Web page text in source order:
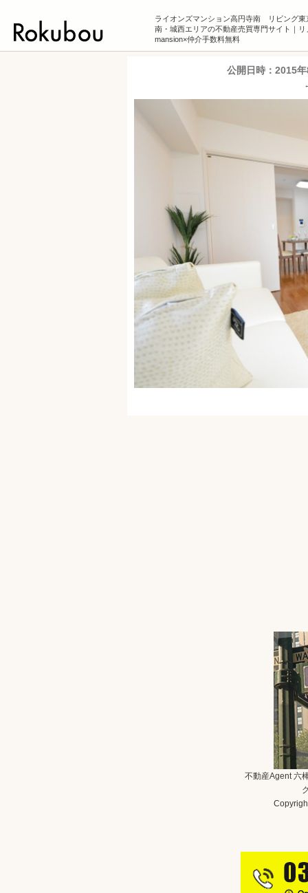
ライオンズマンション高円寺南 リビング東
南・城西エリアの不動産売買専門サイト｜リ
mansion×仲介手数料無料
公開日時： 2015
不動産Agent 六